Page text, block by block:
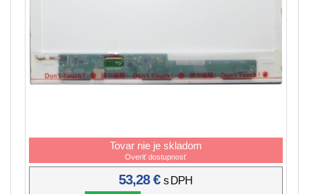
Tovar nie je skladom
Overiť dostupnosť
53,28 €s DPH